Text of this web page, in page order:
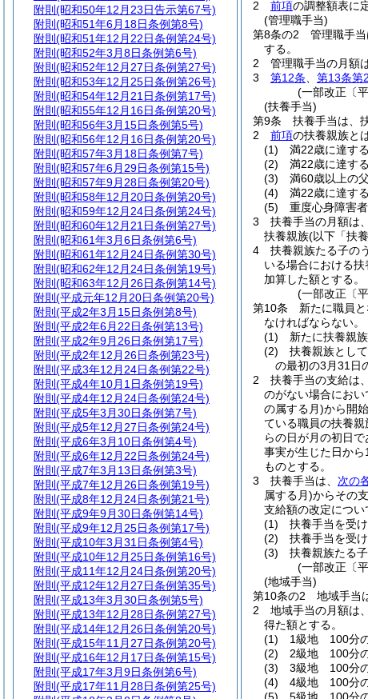
2
前項の調整額表に
(管理職手当)
第8条の2
管理職手
する。
2
管理職手当の月額は
3
第12条 第13条第
(一部改正〔
(扶養手当)
第9条
扶養手当は、
2
前項の扶養親族と
(1)
満22歳に達す
(2)
満22歳に達す
(3)
満60歳以上の
(4)
満22歳に達す
(5)
重度心身障害者
3
扶養手当の月額は、
扶養親族(以下「扶
4
扶養親族たる子の
いる場合における扶
加算した額とする。
(一部改正〔
第10条
新たに職員
なければならない。
(1)
新たに扶養親
(2)
扶養親族とし
の最初の3月31日
2
扶養手当の支給は
のがない場合におい
の属する月)から開
ている職員の扶養親
らの日が月の初日
事実が生じた日か
ものとする。
3
扶養手当は、 次の
属する月)からその
支給額の改定につい
(1)
扶養手当を受
(2)
扶養手当を受
(3)
扶養親族たる
(一部改正〔
(地域手当)
第10条の2
地域手当
2
地域手当の月額は
得た額とする。
(1)
1級地 100分
(2)
2級地 100分
(3)
3級地 100分
(4)
4級地 100分
附則 (昭和50年12月23日告示第67号)
附則 (昭和51年6月18日条例第8号)
附則 (昭和51年12月22日条例第24号)
附則 (昭和52年3月8日条例第6号)
附則 (昭和52年12月27日条例第27号)
附則 (昭和53年12月25日条例第26号)
附則 (昭和54年12月21日条例第17号)
附則 (昭和55年12月16日条例第20号)
附則 (昭和56年3月15日条例第5号)
附則 (昭和56年12月16日条例第20号)
附則 (昭和57年3月18日条例第7号)
附則 (昭和57年6月29日条例第15号)
附則 (昭和57年9月28日条例第20号)
附則 (昭和58年12月20日条例第20号)
附則 (昭和59年12月24日条例第24号)
附則 (昭和60年12月21日条例第27号)
附則 (昭和61年3月6日条例第6号)
附則 (昭和61年12月24日条例第30号)
附則 (昭和62年12月24日条例第19号)
附則 (昭和63年12月26日条例第14号)
附則 (平成元年12月20日条例第20号)
附則 (平成2年3月15日条例第8号)
附則 (平成2年6月22日条例第13号)
附則 (平成2年9月26日条例第17号)
附則 (平成2年12月26日条例第23号)
附則 (平成3年12月24日条例第22号)
附則 (平成4年10月1日条例第19号)
附則 (平成4年12月24日条例第24号)
附則 (平成5年3月30日条例第7号)
附則 (平成5年12月27日条例第24号)
附則 (平成6年3月10日条例第4号)
附則 (平成6年12月22日条例第24号)
附則 (平成7年3月13日条例第3号)
附則 (平成7年12月26日条例第19号)
附則 (平成8年12月24日条例第21号)
附則 (平成9年9月30日条例第14号)
附則 (平成9年12月25日条例第17号)
附則 (平成10年3月31日条例第4号)
附則 (平成10年12月25日条例第16号)
附則 (平成11年12月24日条例第20号)
附則 (平成12年12月27日条例第35号)
附則 (平成13年3月30日条例第5号)
附則 (平成13年12月28日条例第27号)
附則 (平成14年12月26日条例第20号)
附則 (平成15年11月27日条例第20号)
附則 (平成16年12月17日条例第15号)
附則 (平成17年3月9日条例第6号)
附則 (平成17年11月28日条例第25号)